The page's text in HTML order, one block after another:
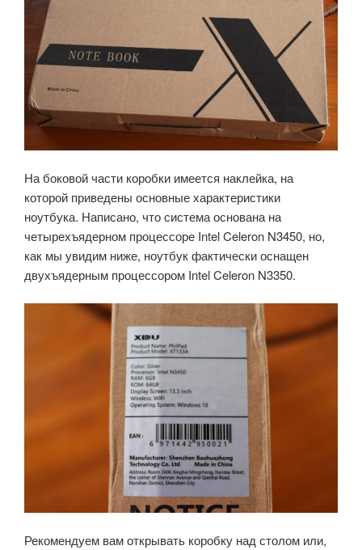
На боковой части коробки имеется наклейка, на
которой приведены основные характеристики
ноутбука. Написано, что система основана на
четырехъядерном процессоре Intel Celeron N3450, но,
как мы увидим ниже, ноутбук фактически оснащен
двухъядерным процессором Intel Celeron N3350.
Рекомендуем вам открывать коробку над столом или,